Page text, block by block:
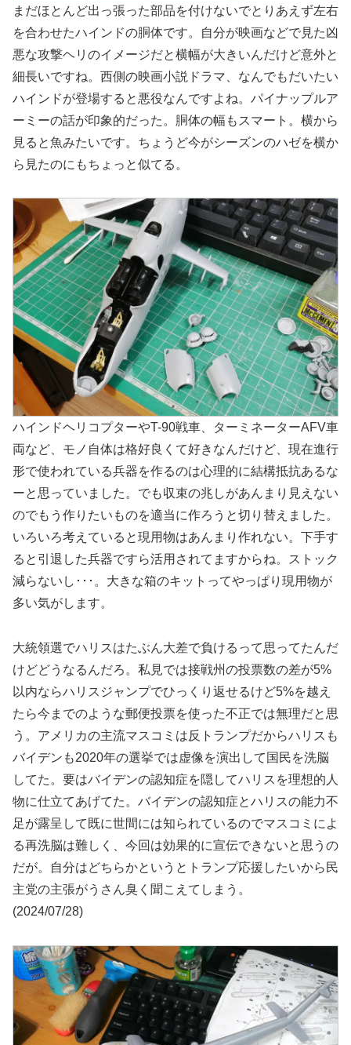
まだほとんど出っ張った部品を付けないでとりあえず左右
を合わせたハインドの胴体です。自分が映画などで見た凶
悪な攻撃ヘリのイメージだと横幅が大きいんだけど意外と
細長いですね。西側の映画小説ドラマ、なんでもだいたい
ハインドが登場すると悪役なんですよね。パイナップルア
ーミーの話が印象的だった。胴体の幅もスマート。横から
見ると魚みたいです。ちょうど今がシーズンのハゼを横か
ら見たのにもちょっと似てる。
ハインドヘリコプターやT-90戦車、ターミネーターAFV車
両など、モノ自体は格好良くて好きなんだけど、現在進行
形で使われている兵器を作るのは心理的に結構抵抗あるな
ーと思っていました。でも収束の兆しがあんまり見えない
のでもう作りたいものを適当に作ろうと切り替えました。
いろいろ考えていると現用物はあんまり作れない。下手す
ると引退した兵器ですら活用されてますからね。ストック
減らないし･･･。大きな箱のキットってやっぱり現用物が
多い気がします。
大統領選でハリスはたぶん大差で負けるって思ってたんだ
けどどうなるんだろ。私見では接戦州の投票数の差が5%
以内ならハリスジャンプでひっくり返せるけど5%を越え
たら今までのような郵便投票を使った不正では無理だと思
う。アメリカの主流マスコミは反トランプだからハリスも
バイデンも2020年の選挙では虚像を演出して国民を洗脳
してた。要はバイデンの認知症を隠してハリスを理想的人
物に仕立てあげてた。バイデンの認知症とハリスの能力不
足が露呈して既に世間には知られているのでマスコミによ
る再洗脳は難しく、今回は効果的に宣伝できないと思うの
だが。自分はどちらかというとトランプ応援したいから民
主党の主張がうさん臭く聞こえてしまう。
(2024/07/28)